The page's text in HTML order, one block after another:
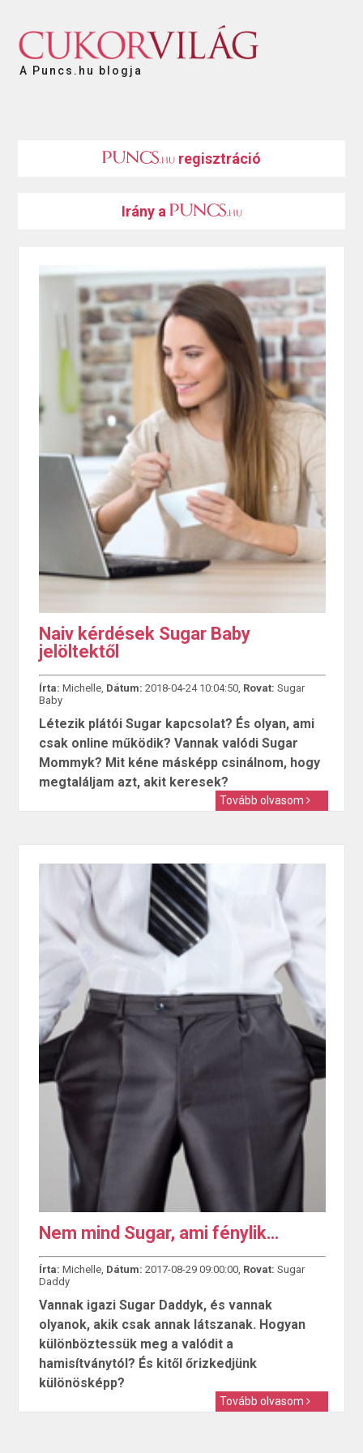
A Puncs.hu blogja
regisztráció
Irány a
Naiv kérdések Sugar Baby
jelöltektől
Írta: Michelle, Dátum: 2018-04-24 10:04:50, Rovat: Sugar
Baby
Létezik plátói Sugar kapcsolat? És olyan, ami
csak online működik? Vannak valódi Sugar
Mommyk? Mit kéne másképp csinálnom, hogy
megtaláljam azt, akit keresek?
Tovább olvasom
Nem mind Sugar, ami fénylik…
Írta: Michelle, Dátum: 2017-08-29 09:00:00, Rovat: Sugar
Daddy
Vannak igazi Sugar Daddyk, és vannak
olyanok, akik csak annak látszanak. Hogyan
különböztessük meg a valódit a
hamisítványtól? És kitől őrizkedjünk
különösképp?
Tovább olvasom